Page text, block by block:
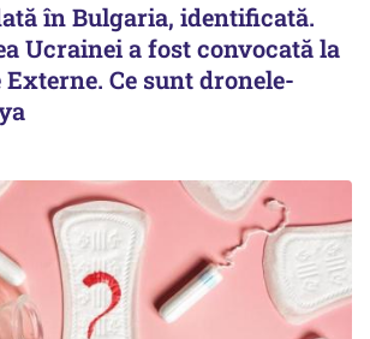
în Bulgaria, identificată.
Ucrainei a fost convocată la
Ce sunt dronele-